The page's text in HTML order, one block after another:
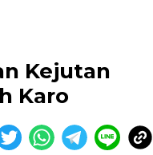
Kejutan
Karo